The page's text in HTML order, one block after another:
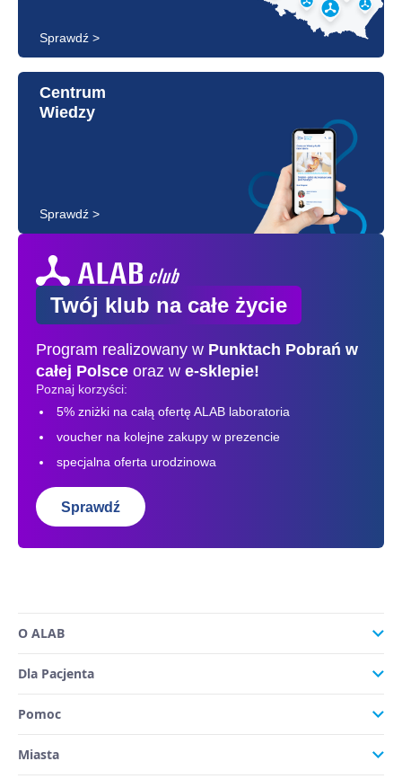
Sprawdź >
Centrum
Wiedzy
Sprawdź >
Twój klub na całe życie
Program realizowany w Punktach Pobrań w
całej Polsce oraz w e-sklepie!
Poznaj korzyści:
5% zniżki na całą ofertę ALAB laboratoria
voucher na kolejne zakupy w prezencie
specjalna oferta urodzinowa
Sprawdź
O ALAB
Dla Pacjenta
Pomoc
Miasta